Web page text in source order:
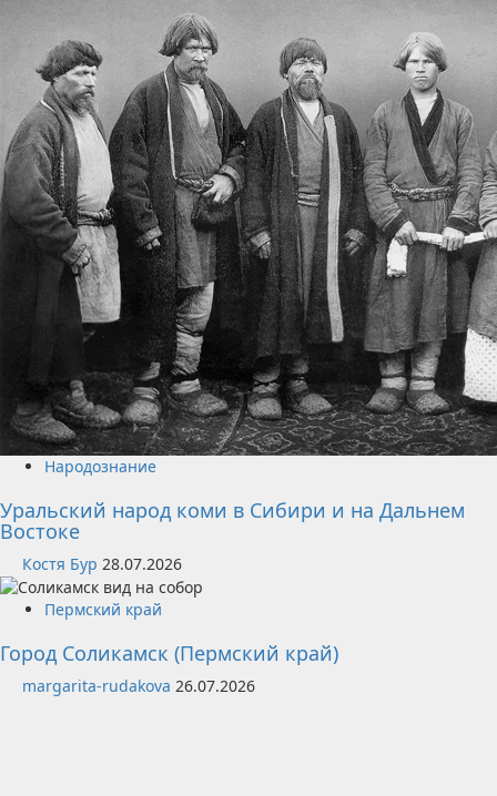
Народознание
Уральский народ коми в Сибири и на Дальнем
Востоке
Костя Бур 28.07.2026
Пермский край
Город Соликамск (Пермский край)
margarita-rudakova 26.07.2026